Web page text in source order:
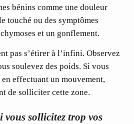
bénins comme une douleur
touché ou des symptômes
et un gonflement.
pas s’étirer à l’infini. Observez
soulevez des poids. Si vous
en effectuant un mouvement,
de solliciter cette zone.
vous sollicitez trop vos